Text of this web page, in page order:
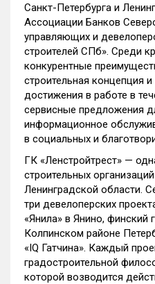
Санкт-Петербурга и
Ассоциации Банков
управляющих и
строителей СПб». Среди
конкурентные
строительная концепция
достижения в работе в
сервисные предложения
информационное
в социальных и
ГК «Ленстройтрест» —
строительных
Ленинградской области.
три девелоперских
«Янила» в Янино, финский
Колпинском районе
«IQ Гатчина». Каждый
градостроительной
которой возводится